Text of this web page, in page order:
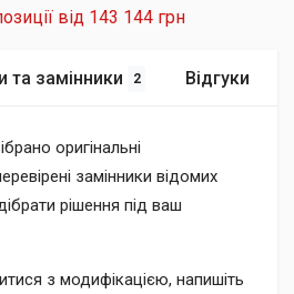
Ще 17 пропозиції від 143 144 грн
та замінники 2 Відгуки
оригінальні
замінники відомих
рішення під ваш
з модифікацією, напишіть